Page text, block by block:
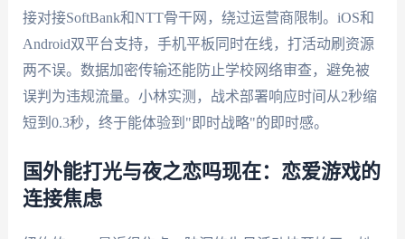
接对接SoftBank和NTT骨干网，绕过运营商限制。iOS和
Android双平台支持，手机平板同时在线，打活动刷资源
两不误。数据加密传输还能防止学校网络审查，避免被
误判为违规流量。小林实测，战术部署响应时间从2秒缩
短到0.3秒，终于能体验到"即时战略"的即时感。
国外能打光与夜之恋吗现在：恋爱游戏的
连接焦虑